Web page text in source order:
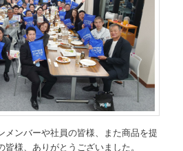
メンバーや社員の皆様、また商品を提
様、ありがとうございました。